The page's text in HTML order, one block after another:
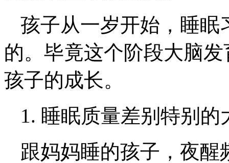
孩子从一岁开始，睡眠
的。毕竟这个阶段大脑
孩子的成长。
1. 睡眠质量差别特别的
跟妈妈睡的孩子，夜醒